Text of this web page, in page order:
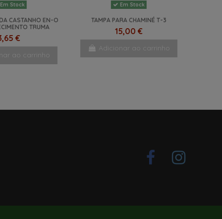
Em Stock
CASTANHO EN-O
TRUMA
€
ao carrinho
Em Stock
TAMPA PARA CHAMINÉ T-3
15,00 €
Adicionar ao carrinho